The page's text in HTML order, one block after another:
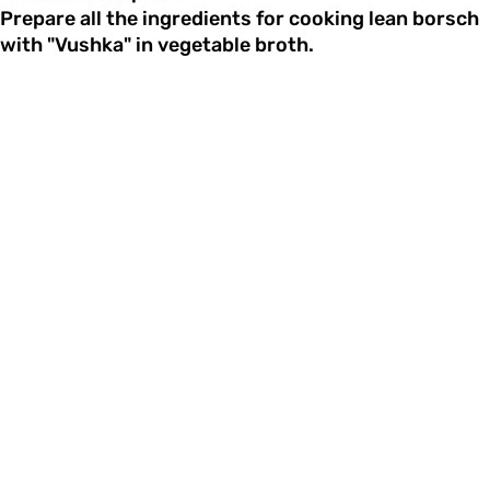
Prepare all the ingredients for cooking lean borsch
with "Vushka" in vegetable broth.